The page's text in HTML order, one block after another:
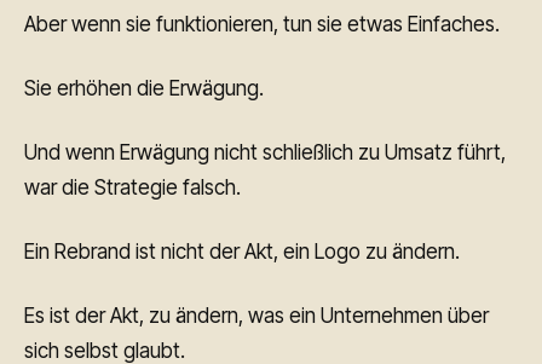
Aber wenn sie funktionieren, tun sie etwas Einfaches.
Sie erhöhen die Erwägung.
Und wenn Erwägung nicht schließlich zu Umsatz führt,
war die Strategie falsch.
Ein Rebrand ist nicht der Akt, ein Logo zu ändern.
Es ist der Akt, zu ändern, was ein Unternehmen über
sich selbst glaubt.